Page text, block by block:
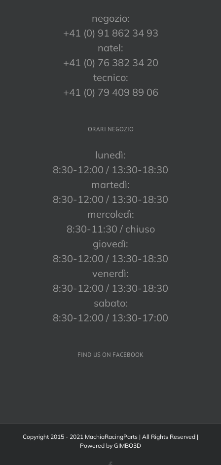
negozio:
+41 (0) 91 862 34 93
natel:
+41 (0) 76 382 34 20
tecnico:
+41 (0) 79 409 89 06
ORARI NEGOZIO
lunedì:
8:30-12:00 / 13:30-18:30
martedì:
8:30-12:00 / 13:30-18:30
mercoledì:
8:30-11:30 / chiuso
giovedì:
8:30-12:00 / 13:30-18:30
venerdì:
8:30-12:00 / 13:30-18:30
sabato:
8:30-12:00 / 13:30-17:00
FIND US ON FACEBOOK
Copyright 2015 - 2021 MachiaRacingParts | All Rights Reserved |
Powered by GIMBO3D